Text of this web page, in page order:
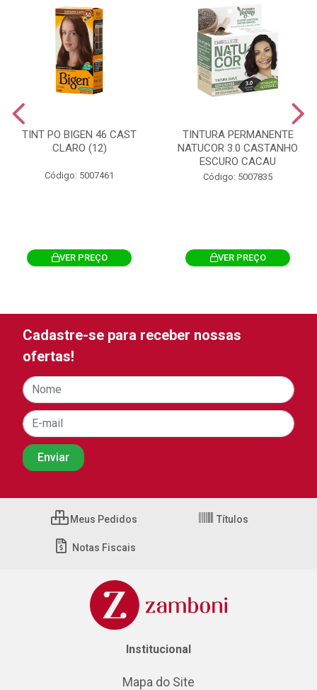
TINT PO BIGEN 46 CAST
CLARO (12)
Código: 5007461
VER PREÇO
TINTURA PERMANENTE
NATUCOR 3.0 CASTANHO
ESCURO CACAU
Código: 5007835
VER PREÇO
Cadastre-se para receber nossas
ofertas!
Meus Pedidos Títulos
Notas Fiscais
Institucional
Mapa do Site